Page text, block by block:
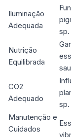
Iluminação
Adequada
Nutrição
Equilibrada
CO2
Adequado
Manutenção e
Cuidados